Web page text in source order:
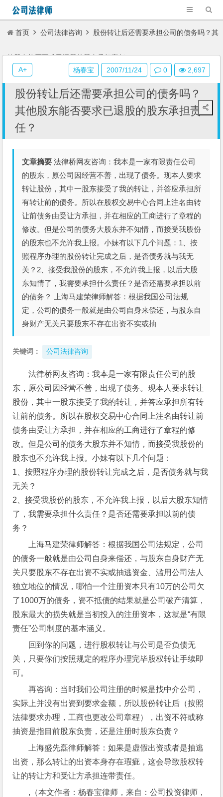
首页 公司法律咨询 股份转让后还需要承担公司的债务吗？其
他股东能否要求已退股的股东承担责任？
股份转让后还需要承担公司的债务吗？
其他股东能否要求已退股的股东承担责
任？
文章摘要 法律桥网友咨询：我本是一家有限责任公司
的股东，原公司因经营不善，出现了债务。现本人要求
转让股份，其中一股东接受了我的转让，并答应承担所
有转让前的债务。所以在股权交易中心合同上注名由转
让前债务由受让方承担，并在相应的工商进行了章程的
修改。但是公司的债务大股东并不知情，而接受我股份
的股东也不允许我上报。小妹有以下几个问题：1、按
照程序办理的股份转让完成之后，是否债务就与我无
关？2、接受我股份的股东，不允许我上报，以后大股
东知情了，我需要承担什么责任？是否还需要承担以前
的债务？ 上海马建荣律师解答：根据我国公司法规
定，公司的债务一般就是由公司自身来偿还，与股东自
身财产无关只要股东不存在出资不实或抽
关键词： 公司法律咨询
法律桥网友咨询：我本是一家有限责任公司的股
东，原公司因经营不善，出现了债务。现本人要求转让
股份，其中一股东接受了我的转让，并答应承担所有转
让前的债务。所以在股权交易中心合同上注名由转让前
债务由受让方承担，并在相应的工商进行了章程的修
改。但是公司的债务大股东并不知情，而接受我股份的
股东也不允许我上报。小妹有以下几个问题：
1、按照程序办理的股份转让完成之后，是否债务就与我
无关？
2、接受我股份的股东，不允许我上报，以后大股东知情
了，我需要承担什么责任？是否还需要承担以前的债
务？
上海马建荣律师解答：根据我国公司法规定，公司
的债务一般就是由公司自身来偿还，与股东自身财产无
关只要股东不存在出资不实或抽逃资金、滥用公司法人
独立地位的情况，哪怕一个注册资本只有10万的公司欠
了1000万的债务，资不抵债的结果就是公司破产清算，
股东最大的损失就是当初投入的注册资本，这就是“有限
责任”公司制度的基本涵义。
回到你的问题，进行股权转让与公司是否负债无
关，只要你们按照规定的程序办理完毕股权转让手续即
可。
再咨询：当时我们公司注册的时候是找中介公司，
实际上并没有出资到要求金额，所以股份转让后（按照
法律要求办理，工商也更改公司章程），出资不符或称
抽资是指目前股东负责，还是注册时股东负责？
上海盛先磊律师解答：如果是虚假出资或者是抽逃
出资，那么转让的出资本身存在瑕疵，这会导致股权转
让的转让方和受让方承担连带责任。
,（本文作者：杨春宝律师，来自：公司投资律师，
杨春宝 2007/11/24 0 2,697
A+